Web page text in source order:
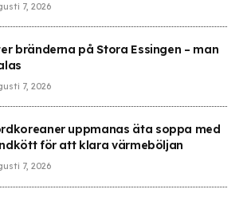
7, 2026
bränderna på Stora Essingen – man
7, 2026
uppmanas äta soppa med
för att klara värmeböljan
7, 2026